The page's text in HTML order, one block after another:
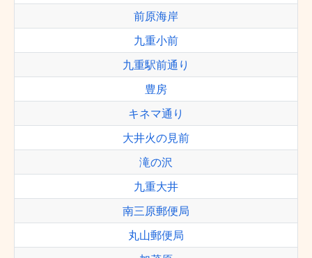
前原海岸
九重小前
九重駅前通り
豊房
キネマ通り
大井火の見前
滝の沢
九重大井
南三原郵便局
丸山郵便局